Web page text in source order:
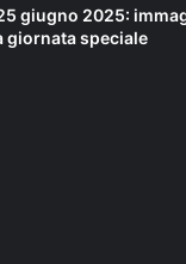
giugno 2025:
giornata speciale